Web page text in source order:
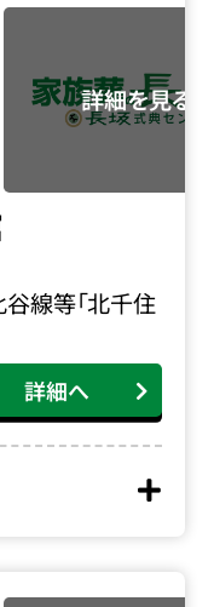
線等「北千住
詳細へ